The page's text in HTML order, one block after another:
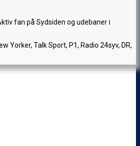
fan på Sydsiden og udebaner i
Talk Sport, P1, Radio 24syv, DR,